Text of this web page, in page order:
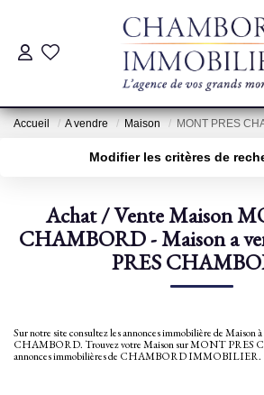
ACHAT
Pré-Estimation
Estimation Par Un
GESTION
Accueil A vendre Maison MONT PRES
Modifier les critères de
Sélectionnez...
Type de bien
Achat / Vente Maison
CHAMBORD - Maison a
PRES
Sur notre site consultez les annonces immobilière de
CHAMBORD. Trouvez votre Maison sur MONT PRES
annonces immobilières de CHAMBORD IMMOBILIER.